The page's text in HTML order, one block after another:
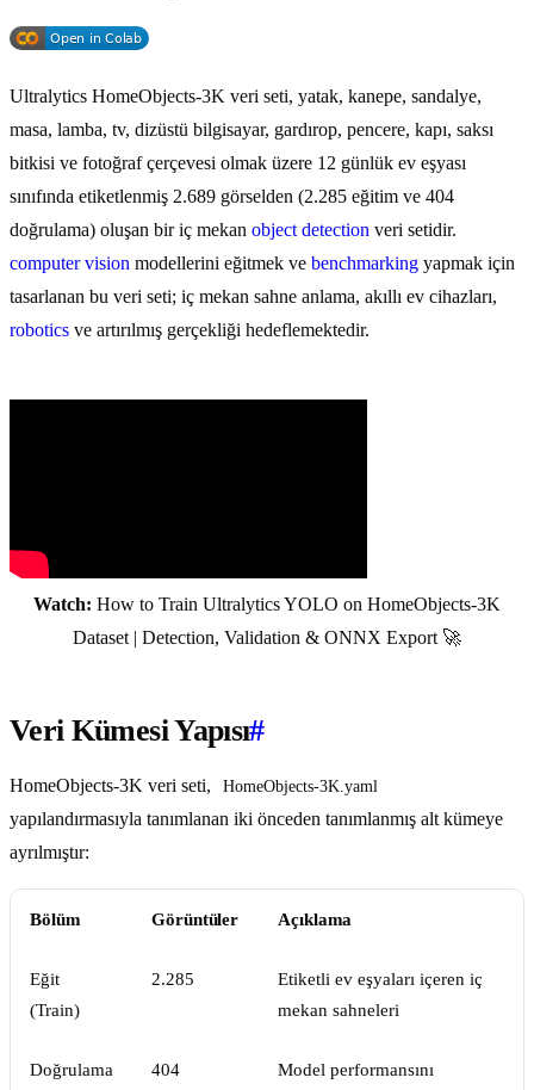
Ultralytics HomeObjects-3K veri seti, yatak, kanepe, sandalye,
masa, lamba, tv, dizüstü bilgisayar, gardırop, pencere, kapı, saksı
bitkisi ve fotoğraf çerçevesi olmak üzere 12 günlük ev eşyası
sınıfında etiketlenmiş 2.689 görselden (2.285 eğitim ve 404
doğrulama) oluşan bir iç mekan object detection veri setidir.
computer vision modellerini eğitmek ve benchmarking yapmak için
tasarlanan bu veri seti; iç mekan sahne anlama, akıllı ev cihazları,
robotics ve artırılmış gerçekliği hedeflemektedir.
Watch: How to Train Ultralytics YOLO on HomeObjects-3K
Dataset | Detection, Validation & ONNX Export 🚀
Veri Kümesi Yapısı#
HomeObjects-3K veri seti, HomeObjects-3K.yaml
yapılandırmasıyla tanımlanan iki önceden tanımlanmış alt kümeye
ayrılmıştır:
Bölüm Görüntüler Açıklama
Eğit
(Train)
2.285
Etiketli ev eşyaları içeren iç
mekan sahneleri
Doğrulama 404
Model performansını